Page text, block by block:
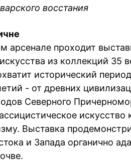
восстания
арсенале проходит
из коллекций 35
исторический
- от древних
Северного
Выставка
и Запада органично